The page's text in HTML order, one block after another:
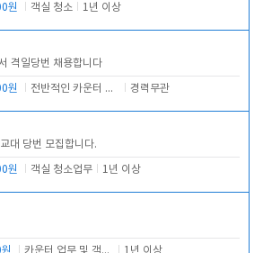
원 객실 청소 1년 이상
격일당번 채용합니다
원 전반적인 카운터 업무 경력무관
대 당번 모집합니다.
원 객실 청소업무 1년 이상